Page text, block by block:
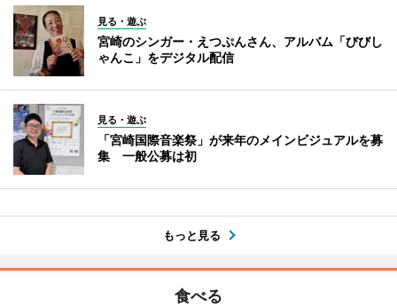
見る・遊ぶ
宮崎のシンガー・えつぷんさん、アルバム「びびし
ゃんこ」をデジタル配信
見る・遊ぶ
「宮崎国際音楽祭」が来年のメインビジュアルを募
集 一般公募は初
もっと見る
食べる